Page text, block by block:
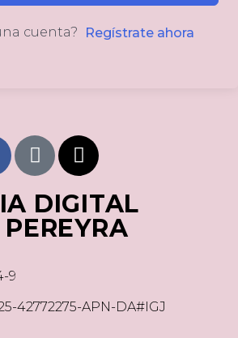
cuenta? Regístrate ahora
DIGITAL
9
42772275-APN-DA#IGJ